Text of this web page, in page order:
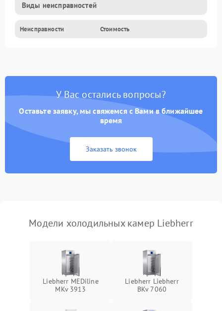
Виды неисправностей
Неисправности Стоимость
У Вас остались вопросы?
Оставьте заявку, мы свяжемся с Вами в ближайшее
время
Заказать звонок
Модели холодильных камер Liebherr
Liebherr MEDiline
MKv 3913
Liebherr Liebherr
BKv 7060